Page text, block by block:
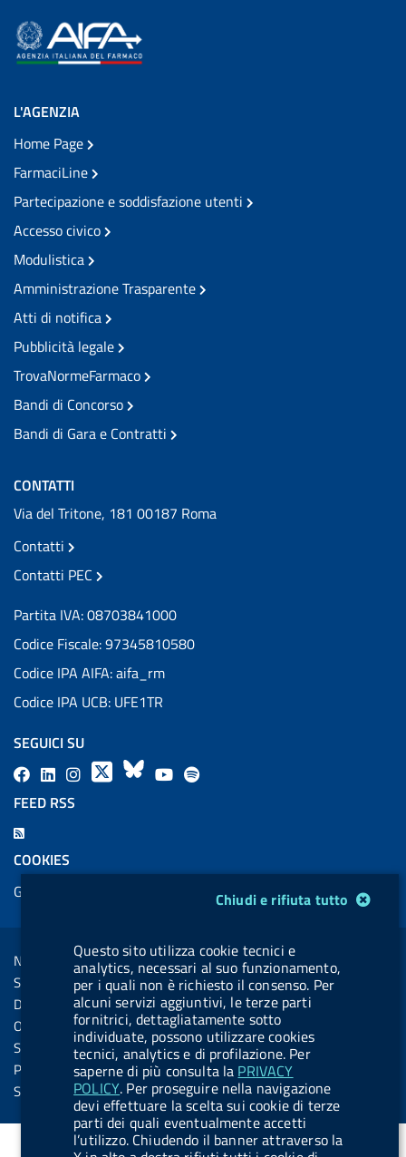
Chiudi e rifiuta tutto
Questo sito utilizza cookie tecnici e
analytics, necessari al suo funzionamento,
per i quali non è richiesto il consenso. Per
alcuni servizi aggiuntivi, le terze parti
fornitrici, dettagliatamente sotto
individuate, possono utilizzare cookies
tecnici, analytics e di profilazione. Per
saperne di più consulta la PRIVACY
POLICY. Per proseguire nella navigazione
devi effettuare la scelta sui cookie di terze
parti dei quali eventualmente accetti
l’utilizzo. Chiudendo il banner attraverso la
L'AGENZIA
Home Page
FarmaciLine
Partecipazione e soddisfazione utenti
Accesso civico
Modulistica
Amministrazione Trasparente
Atti di notifica
Pubblicità legale
TrovaNormeFarmaco
Bandi di Concorso
Bandi di Gara e Contratti
CONTATTI
Via del Tritone, 181 00187 Roma
Contatti
Contatti PEC
Partita IVA: 08703841000
Codice Fiscale: 97345810580
Codice IPA AIFA: aifa_rm
Codice IPA UCB: UFE1TR
SEGUICI SU
F
a
b
L
i
e
l
u
t
t
o
n
.
i
n
s
X
B
s
Y
u
l
l
u
t
t
o
n
.
s
p
o
FEED RSS
e
e
COOKIES
Gestione cookie
Sezione Link Utili
Note legali
Social Media Policy
Dichiarazione di accessibilità
Obiettivi di accessibilità
Statistiche sito
Privacy
Servizi Online